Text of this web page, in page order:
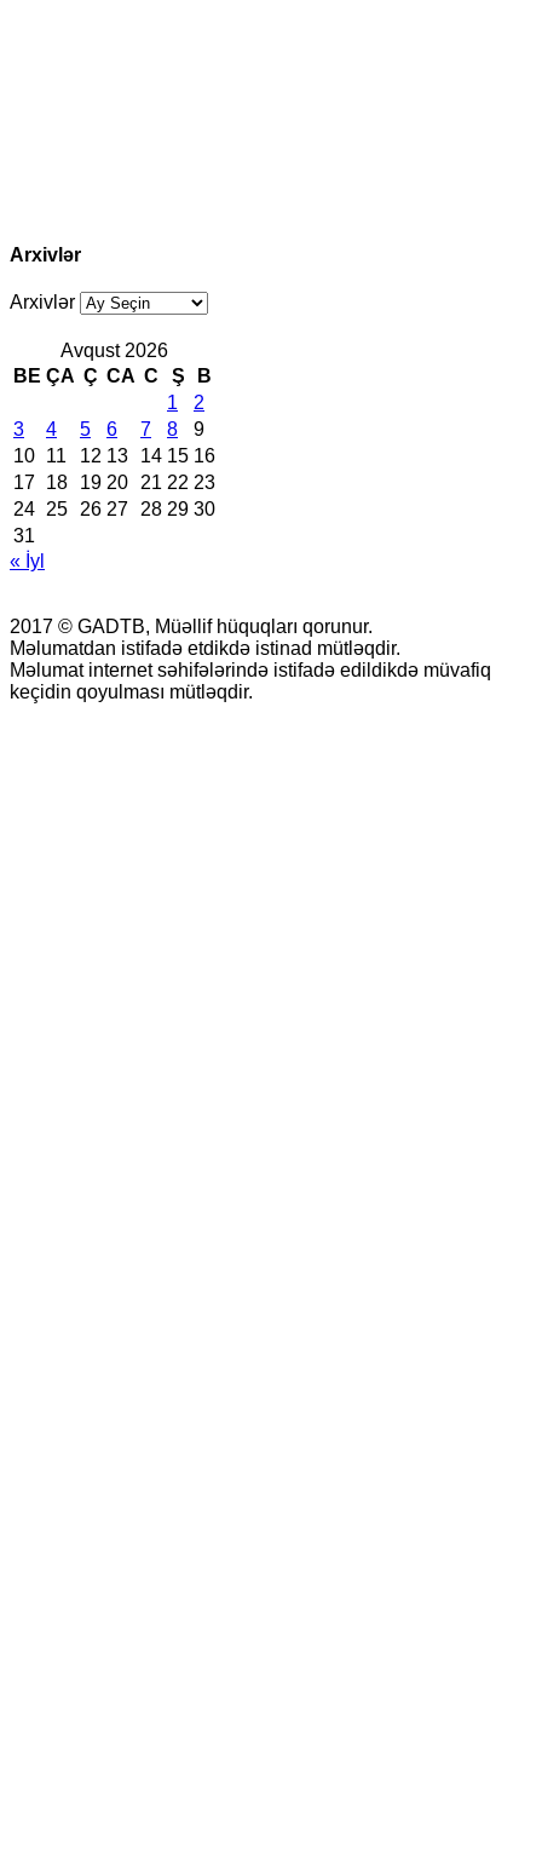
Arxivlər
Arxivlər
Avqust 2026
BE ÇA Ç CA C Ş
B
1
2
3
4 5 6 7 8
9
10 11 12 13 14 15 16
17 18 19 20 21 22 23
24 25 26 27 28 29 30
31
« İyl
2017 © GADTB, Müəllif hüquqları qorunur.
Məlumatdan istifadə etdikdə istinad mütləqdir.
Məlumat internet səhifələrində istifadə edildikdə müvafiq
keçidin qoyulması mütləqdir.